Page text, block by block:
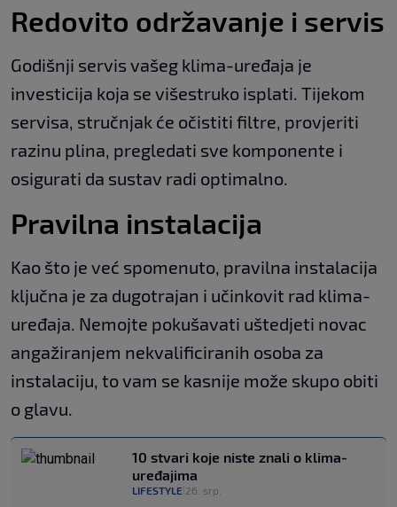
Redovito održavanje i servis
Godišnji servis vašeg klima-uređaja je
investicija koja se višestruko isplati. Tijekom
servisa, stručnjak će očistiti filtre, provjeriti
razinu plina, pregledati sve komponente i
osigurati da sustav radi optimalno.
Pravilna instalacija
Kao što je već spomenuto, pravilna instalacija
ključna je za dugotrajan i učinkovit rad klima-
uređaja. Nemojte pokušavati uštedjeti novac
angažiranjem nekvalificiranih osoba za
instalaciju, to vam se kasnije može skupo obiti
o glavu.
10 stvari koje niste znali o klima-
uređajima
LIFESTYLE 26. srp.